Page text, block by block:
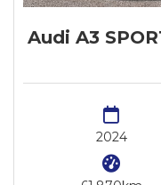
Audi A3
2024